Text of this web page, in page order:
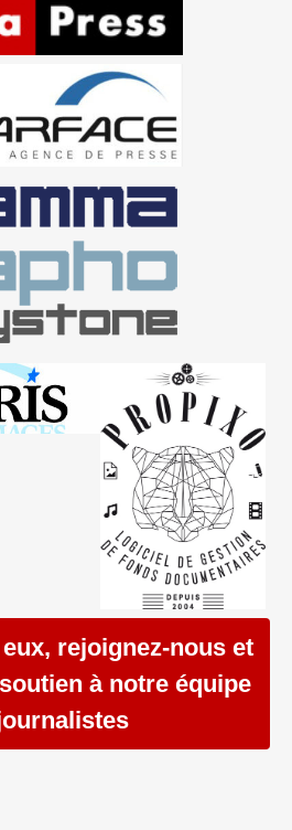
rejoignez-nous et
à notre équipe